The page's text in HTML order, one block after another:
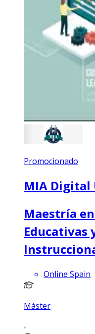
Promocionado
MIA
Maestría
Educativas
Online Spain
Máster